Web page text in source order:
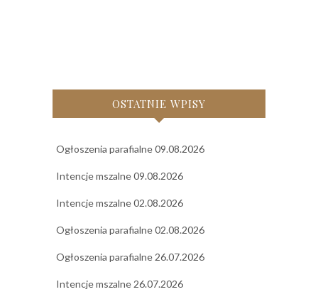
OSTATNIE WPISY
Ogłoszenia parafialne 09.08.2026
Intencje mszalne 09.08.2026
Intencje mszalne 02.08.2026
Ogłoszenia parafialne 02.08.2026
Ogłoszenia parafialne 26.07.2026
Intencje mszalne 26.07.2026